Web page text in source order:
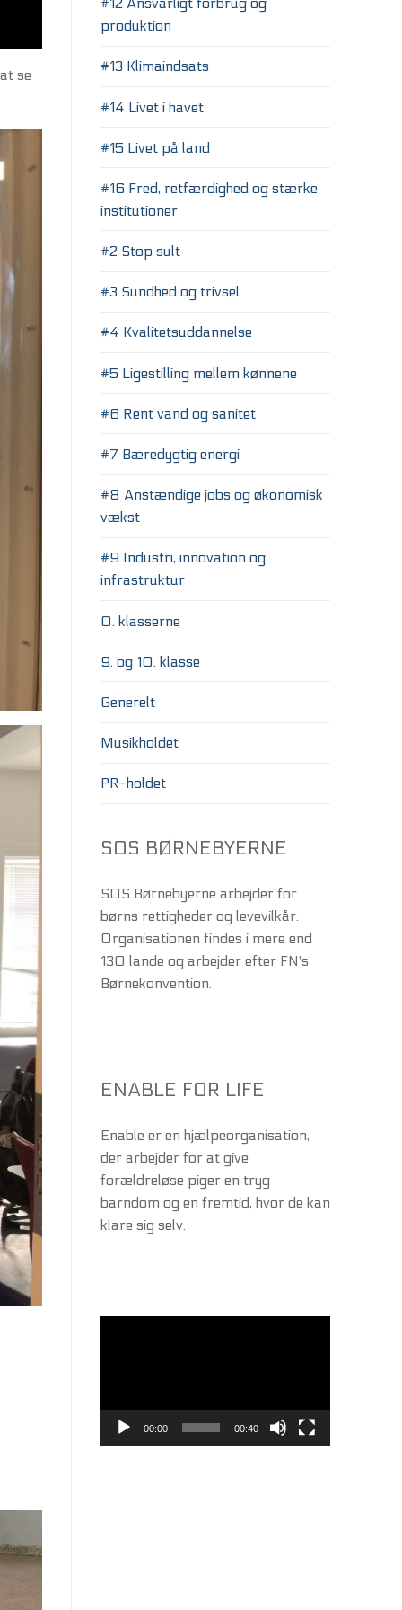
se
produktion
#13 Klimaindsats
#14 Livet i havet
#15 Livet på land
#16 Fred, retfærdighed og stærke
institutioner
#2 Stop sult
#3 Sundhed og trivsel
#4 Kvalitetsuddannelse
#5 Ligestilling mellem kønnene
#6 Rent vand og sanitet
#7 Bæredygtig energi
#8 Anstændige jobs og økonomisk
vækst
#9 Industri, innovation og
infrastruktur
0. klasserne
9. og 10. klasse
Generelt
Musikholdet
PR-holdet
SOS BØRNEBYERNE
SOS Børnebyerne arbejder for
børns rettigheder og levevilkår.
Organisationen findes i mere end
130 lande og arbejder efter FN's
Børnekonvention.
ENABLE FOR LIFE
Enable er en hjælpeorganisation,
der arbejder for at give
forældreløse piger en tryg
barndom og en fremtid, hvor de kan
klare sig selv.
00:00 00:40